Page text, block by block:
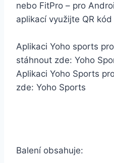
nebo FitPro – pro
aplikací využijte QR
Aplikaci Yoho sports
stáhnout zde: Yoho
Aplikaci Yoho Sports
zde: Yoho Sports
Balení obsahuje: